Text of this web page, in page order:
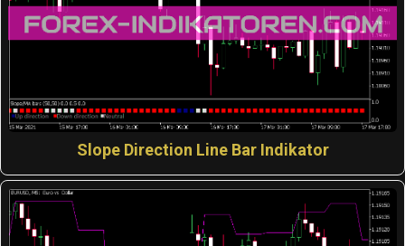
Slope Direction Line Bar Indikator